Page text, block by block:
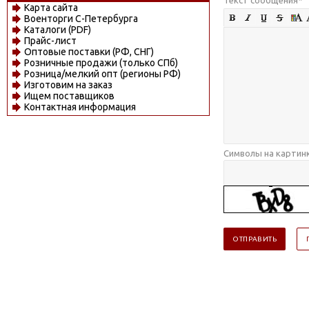
Карта сайта
Военторги С-Петербурга
Каталоги (PDF)
Прайс-лист
Оптовые поставки (РФ, СНГ)
Розничные продажи (только СПб)
Розница/мелкий опт (регионы РФ)
Изготовим на заказ
Ищем поставщиков
Контактная информация
Символы на